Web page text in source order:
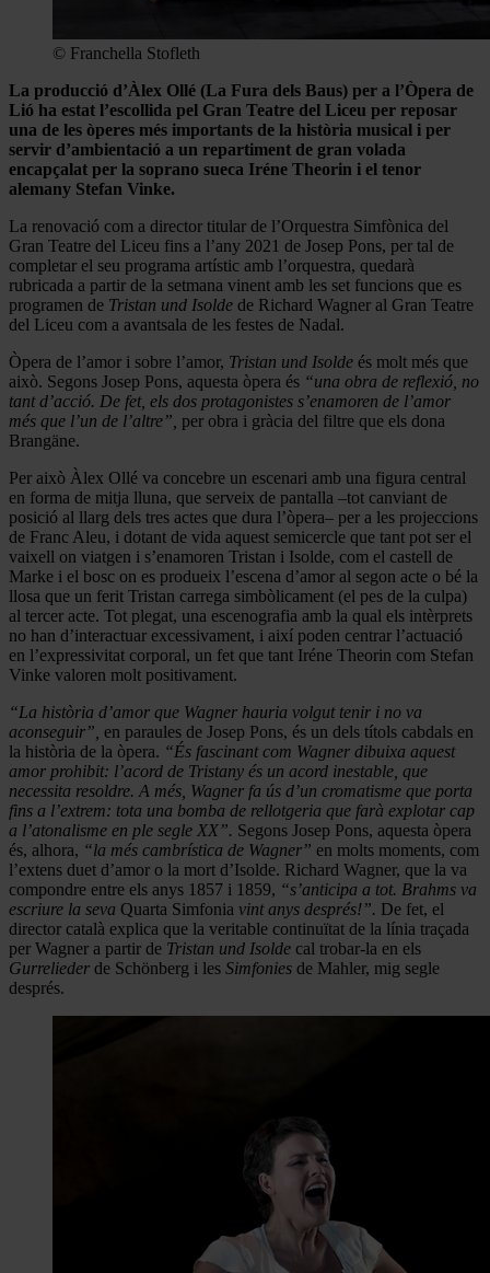
© Franchella Stofleth
La producció d’Àlex Ollé (La Fura dels Baus) per a l’Òpera de
Lió ha estat l’escollida pel Gran Teatre del Liceu per reposar
una de les òperes més importants de la història musical i per
servir d’ambientació a un repartiment de gran volada
encapçalat per la soprano sueca Iréne Theorin i el tenor
alemany Stefan Vinke.
La renovació com a director titular de l’Orquestra Simfònica del
Gran Teatre del Liceu fins a l’any 2021 de Josep Pons, per tal de
completar el seu programa artístic amb l’orquestra, quedarà
rubricada a partir de la setmana vinent amb les set funcions que es
programen de Tristan und Isolde de Richard Wagner al Gran Teatre
del Liceu com a avantsala de les festes de Nadal.
Òpera de l’amor i sobre l’amor, Tristan und Isolde és molt més que
això. Segons Josep Pons, aquesta òpera és “una obra de reflexió, no
tant d’acció. De fet, els dos protagonistes s’enamoren de l’amor
més que l’un de l’altre”, per obra i gràcia del filtre que els dona
Brangäne.
Per això Àlex Ollé va concebre un escenari amb una figura central
en forma de mitja lluna, que serveix de pantalla –tot canviant de
posició al llarg dels tres actes que dura l’òpera– per a les projeccions
de Franc Aleu, i dotant de vida aquest semicercle que tant pot ser el
vaixell on viatgen i s’enamoren Tristan i Isolde, com el castell de
Marke i el bosc on es produeix l’escena d’amor al segon acte o bé la
llosa que un ferit Tristan carrega simbòlicament (el pes de la culpa)
al tercer acte. Tot plegat, una escenografia amb la qual els intèrprets
no han d’interactuar excessivament, i així poden centrar l’actuació
en l’expressivitat corporal, un fet que tant Iréne Theorin com Stefan
Vinke valoren molt positivament.
“La història d’amor que Wagner hauria volgut tenir i no va
aconseguir”, en paraules de Josep Pons, és un dels títols cabdals en
la història de la òpera. “És fascinant com Wagner dibuixa aquest
amor prohibit: l’acord de Tristany és un acord inestable, que
necessita resoldre. A més, Wagner fa ús d’un cromatisme que porta
fins a l’extrem: tota una bomba de rellotgeria que farà explotar cap
a l’atonalisme en ple segle XX”. Segons Josep Pons, aquesta òpera
és, alhora, “la més cambrística de Wagner” en molts moments, com
l’extens duet d’amor o la mort d’Isolde. Richard Wagner, que la va
compondre entre els anys 1857 i 1859, “s’anticipa a tot. Brahms va
escriure la seva Quarta Simfonia vint anys després!”. De fet, el
director català explica que la veritable continuïtat de la línia traçada
per Wagner a partir de Tristan und Isolde cal trobar-la en els
Gurrelieder de Schönberg i les Simfonies de Mahler, mig segle
després.